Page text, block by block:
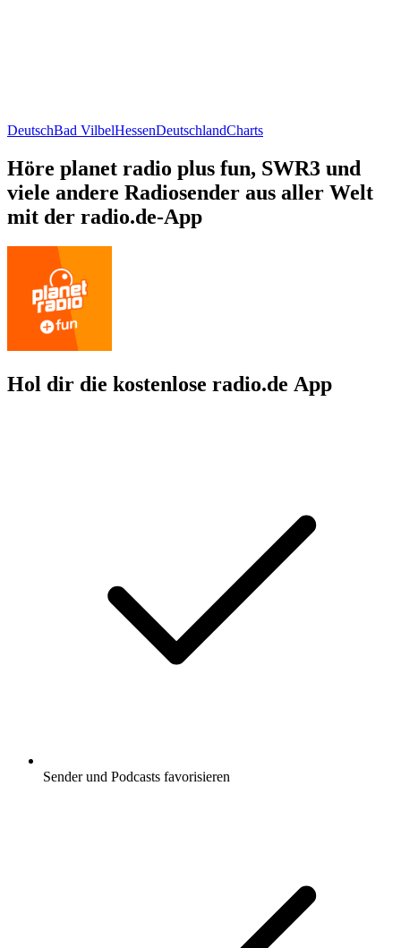
DeutschBad VilbelHessenDeutschlandCharts
Höre planet radio plus fun, SWR3 und
viele andere Radiosender aus aller Welt
mit der radio.de-App
Hol dir die kostenlose radio.de App
Sender und Podcasts favorisieren